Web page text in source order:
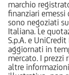
marchio
finanziari emessi
sono negoziati
Italiana. Le
S.p.A. e
aggiornati in
mercato. I
altre